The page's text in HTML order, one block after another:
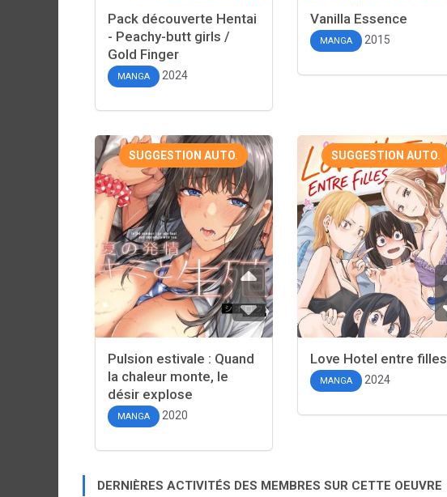
Pack découverte Hentai
- Peachy-butt girls /
Gold Finger
MANGA 2024
Vanilla Essence
MANGA 2015
SUGGESTION AUTO.
Pulsion estivale : Quand
la chaleur monte, le
désir explose
MANGA 2020
SUGGESTION AUTO.
Love Hotel entre filles
MANGA 2024
DERNIÈRES ACTIVITÉS DES MEMBRES SUR CETTE OEUVRE